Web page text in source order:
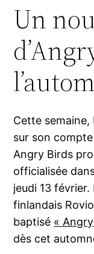
Un
Cette
sur son
Angry Birds
officialisée
jeudi 13
finlandais
baptisé «
dès cet